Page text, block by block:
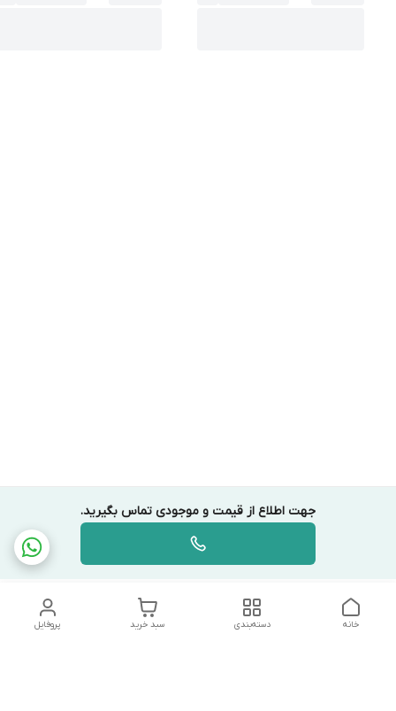
جهت اطلاع از قیمت و موجودی تماس بگیرید.
پروفایل سبد خرید دسته‌بندی خانه